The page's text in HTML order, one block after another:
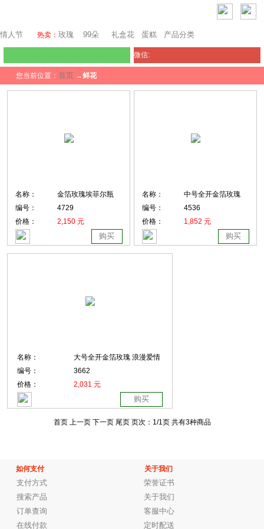
情人节 热卖： 玫瑰 99朵 礼盒花 蛋糕 产品分类
微信:
您当前位置： 首页 →鲜花
名称：
金箔玫瑰埃菲尔瓶
编号：
4729
价格：
2,150 元
购买
名称：
中号全开金箔玫瑰
编号：
4536
价格：
1,852 元
购买
名称：
大号全开金箔玫瑰 浪漫爱情
编号：
3662
价格：
2,031 元
购买
首页 上一页 下一页 尾页页次： 1/1页 共有3种商品
如何支付 关于我们
支付方式
荣誉证书
搜索产品
关于我们
订单查询
客服中心
在线付款
定时配送